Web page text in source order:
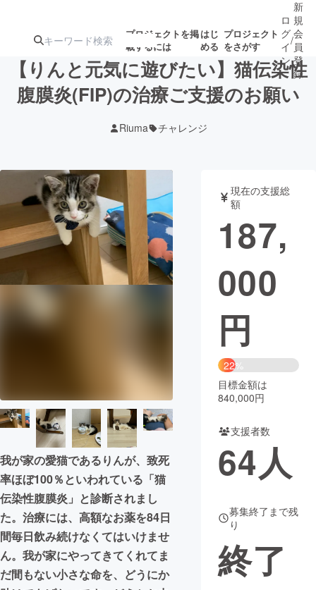
プロジェクトを掲
載するには
はじ
める
プロジェクト
をさがす
ジェクト
ロジェクト
アート・写真 音楽
テクノロジー・ガジェット ゲーム・サ
映像・映画
CAMPFIRE for Social Good CAMPFIRE Creation
CAMPFIREふるさと納税machi-ya コミュニティ
ロ
グ
イ
ン
/
新
規
会
員
登
録
【りんと元気に遊びたい】猫伝染性
腹膜炎(FIP)の治療ご支援のお願い
Riuma チャレンジ
我が家の愛猫であるりんが、致死
率ほぼ100％といわれている「猫
伝染性腹膜炎」と診断されまし
た。治療には、高額なお薬を84日
間毎日飲み続けなくてはいけませ
ん。我が家にやってきてくれてま
だ間もない小さな命を、どうにか
現在の支援総
額
187,
000
円
22%
目標金額は
840,000円
支援者数
64人
募集終了まで残
り
終了